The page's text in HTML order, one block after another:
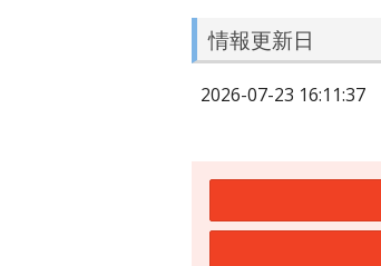
情報更新日
2026-07-23 16:11:37